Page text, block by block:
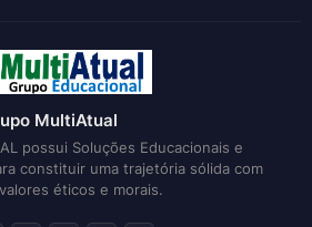
MultiAtual
possui Soluções Educacionais e
constituir uma trajetória sólida com
éticos e morais.